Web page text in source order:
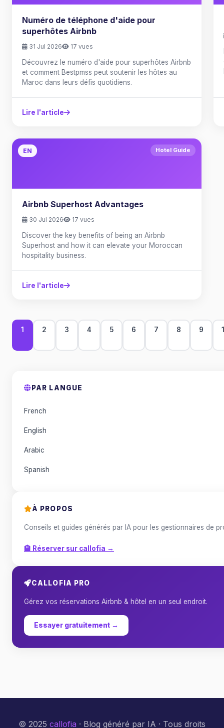
Numéro de téléphone d'aide pour
superhôtes Airbnb
31 Jul 2026 17 vues
Découvrez le numéro d'aide pour superhôtes Airbnb
et comment Bestpmss peut soutenir les hôtes au
Maroc dans leurs défis quotidiens.
Lire l'article
EN Hotel Guide
Airbnb Superhost Advantages
30 Jul 2026 17 vues
Discover the key benefits of being an Airbnb
Superhost and how it can elevate your Moroccan
hospitality business.
Lire l'article
1 2 3 4 5 6 7 8 9
PAR LANGUE
French
English
Arabic
Spanish
À PROPOS
Conseils et guides générés par IA pour les gestionnaires de
🏨 Réserver sur callofia →
CALLOFIA PRO
Gérez vos réservations Airbnb & hôtel en un seul endroit.
Essayer gratuitement →
© 2025 callofia · Blog généré par IA · Tous droits